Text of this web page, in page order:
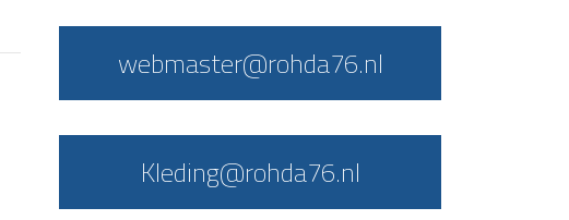
webmaster@rohda76.nl
Kleding@rohda76.nl